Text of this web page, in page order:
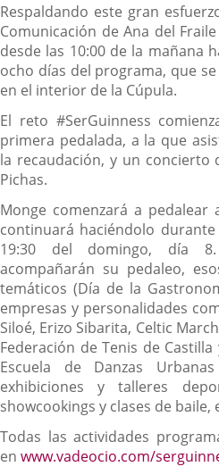
Respaldando este gran
Comunicación de Ana del
desde las 10:00 de la mañana
ocho días del programa, que
en el interior de la Cúpula.
El reto #SerGuinness
primera pedalada, a la que
la recaudación, y un concierto
Pichas.
Monge comenzará a pedalear
continuará haciéndolo
19:30 del domingo, día
acompañarán su pedaleo,
temáticos (Día de la
empresas y personalidades
Siloé, Erizo Sibarita, Celtic
Federación de Tenis de
Escuela de Danzas
exhibiciones y talleres
showcookings y clases de baile,
Todas las actividades
en www.vadeocio.com/